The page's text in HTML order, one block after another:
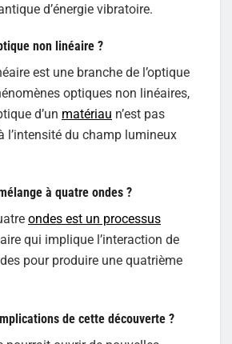
d’énergie vibratoire.
non linéaire ?
est une branche de l’optique
optiques non linéaires,
d’un matériau n’est pas
l’intensité du champ lumineux
à quatre ondes ?
ondes est un processus
qui implique l’interaction de
pour produire une quatrième
de cette découverte ?